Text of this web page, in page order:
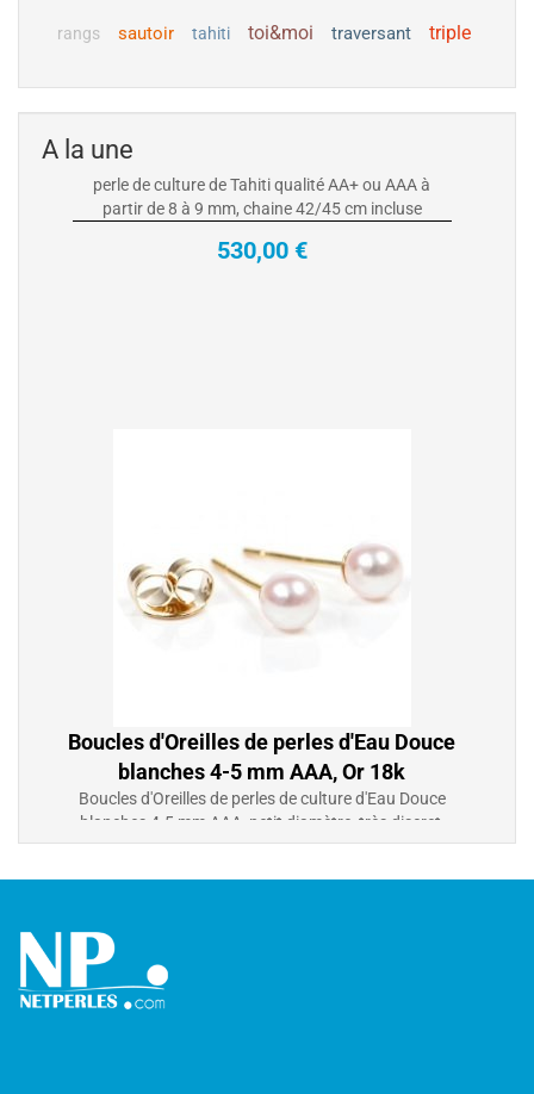
rangs sautoir tahiti toi&moi traversant triple
A la une
Collier Pendentif en Or 18k et perle de
partir de 8 à 9 mm, chaine 42/45 cm incluse
530,00 €
Boucles d'Oreilles de perles de culture d'Eau Douce
blanches 4-5 mm AAA, petit diamètre, très discret,
idéal pour jeune filles, Or 18k